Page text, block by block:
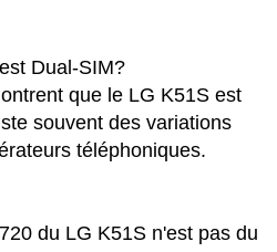
Dual-SIM?
que le LG K51S est
souvent des variations
téléphoniques.
du LG K51S n'est pas du